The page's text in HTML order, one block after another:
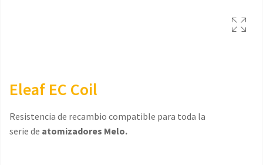
Eleaf EC Coil
Resistencia de recambio compatible para toda la
serie de atomizadores Melo.